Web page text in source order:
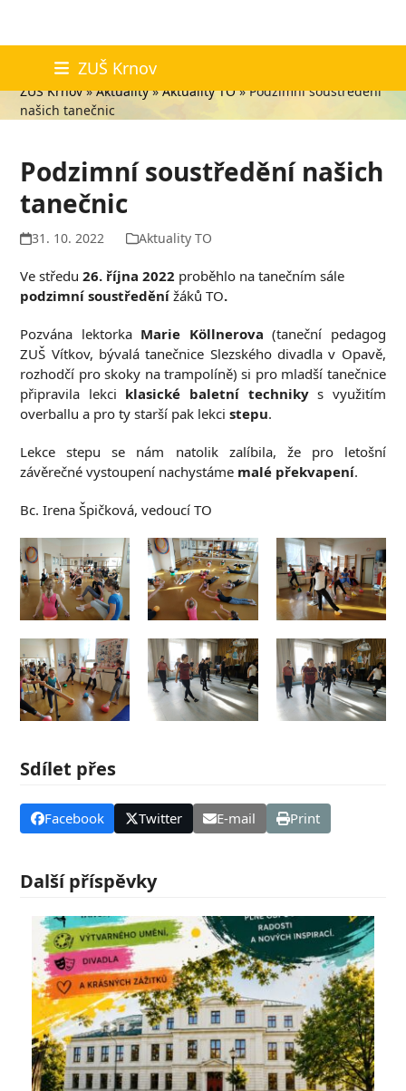
content
ZUŠ Krnov
Aktuality
ZUŠ Krnov»Aktuality»Aktuality TO»Podzimní soustředění
našich tanečnic
Podzimní soustředění našich
tanečnic
31. 10. 2022 Aktuality TO
Ve středu26. října 2022 proběhlo na tanečním sále
podzimní soustředěnížáků TO.
Pozvána lektorka Marie Köllnerova (taneční pedagog
ZUŠ Vítkov, bývalá tanečnice Slezského divadla v Opavě,
rozhodčí pro skoky na trampolíně) si pro mladší tanečnice
připravila lekci klasické baletní technikys využitím
overballu a pro ty starší pak lekcistepu.
Lekce stepu se nám natolik zalíbila, že pro letošní
závěrečné vystoupení nachystáme malé překvapení.
Bc. Irena Špičková, vedoucí TO
Sdílet přes
Facebook Twitter E-mail Print
Další příspěvky